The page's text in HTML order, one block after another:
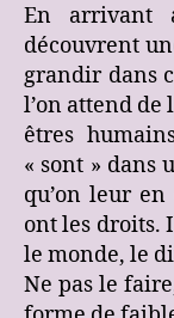
En arrivant
découvrent
grandir dans
l’on attend de
êtres
« sont » dans
qu’on leur
ont les droits.
le monde, le
Ne pas le